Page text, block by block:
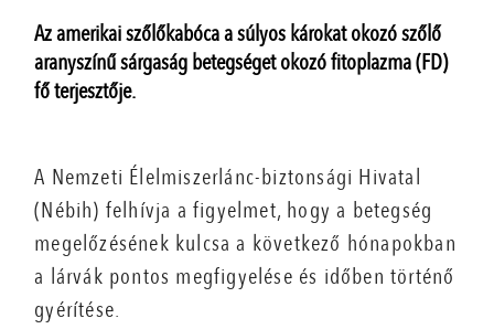
Az amerikai szőlőkabóca a súlyos károkat okozó szőlő
aranyszínű sárgaság betegséget okozó fitoplazma (FD)
fő terjesztője.
A Nemzeti Élelmiszerlánc-biztonsági Hivatal
(Nébih) felhívja a figyelmet, hogy a betegség
megelőzésének kulcsa a következő hónapokban
a lárvák pontos megfigyelése és időben történő
gyérítése.